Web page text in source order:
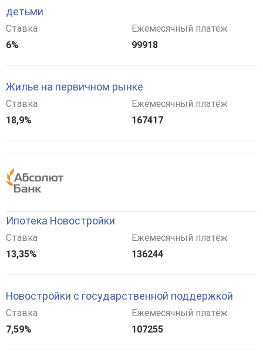
детьми
Ставка
6%
Ежемесячный платёж
99918
Жилье на первичном рынке
Ставка
18,9%
Ежемесячный платёж
167417
Ипотека Новостройки
Ставка
13,35%
Ежемесячный платёж
136244
Новостройки с государственной поддержкой
Ставка
7,59%
Ежемесячный платёж
107255